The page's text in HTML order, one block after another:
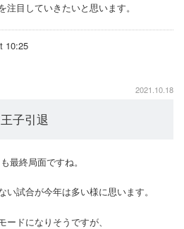
目していきたいと思います。
10:25
2021.10.18
子引退
最終局面ですね。
試合が今年は多い様に思います。
ドになりそうですが、